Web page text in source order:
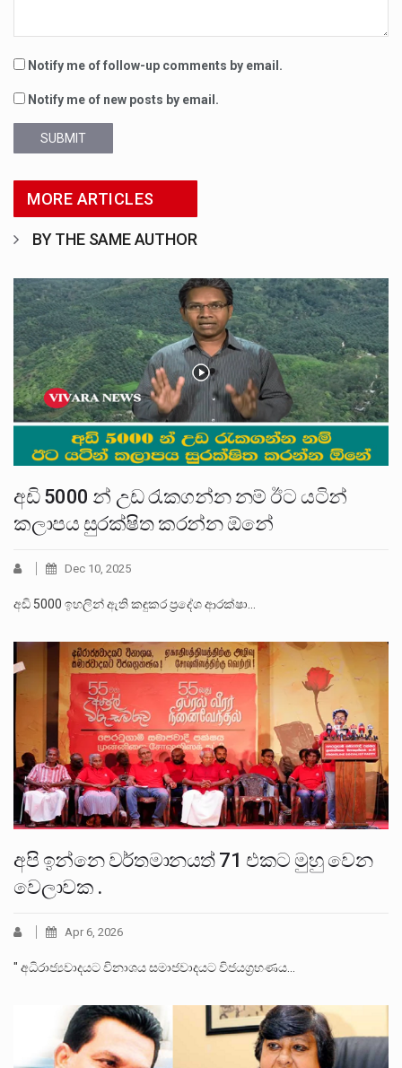
Notify me of follow-up comments by email.
Notify me of new posts by email.
SUBMIT
MORE ARTICLES
BY THE SAME AUTHOR
අඩි 5000 න් උඩ රැකගන්න නම් ඊට යටින්
කලාපය සුරක්ෂිත කරන්න ඕනේ
Dec 10, 2025
අඩි 5000 ඉහලින් ඇති කඳුකර ප්‍රදේශ ආරක්ෂා…
අපි ඉන්නෙ වර්තමානයත් 71 එකට මුහු වෙන
වෙලාවක .
Apr 6, 2026
" අධිරාජ්‍යවාදයට විනාශය සමාජවාදයට විජයග්‍රහණය…